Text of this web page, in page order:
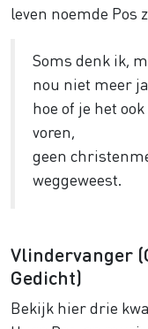
leven noemde Pos
Soms denk ik,
nou niet meer
hoe of je het
voren,
geen
weggeweest.
Vlindervanger
Gedicht)
Bekijk hier drie